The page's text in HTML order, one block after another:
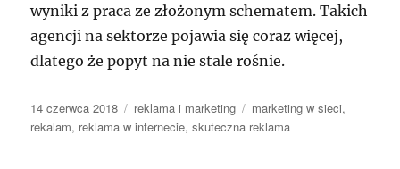
wyniki z praca ze złożonym schematem. Takich
agencji na sektorze pojawia się coraz więcej,
dlatego że popyt na nie stale rośnie.
Data
publikacji
14 czerwca 2018 Kategorie
reklama i marketing Tagi
marketing w sieci,
rekalam, reklama w internecie,skuteczna reklama